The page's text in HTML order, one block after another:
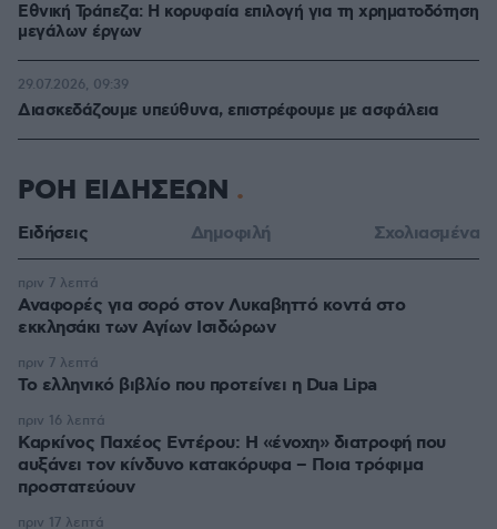
Εθνική Τράπεζα: Η κορυφαία επιλογή για τη χρηματοδότηση
μεγάλων έργων
Διασκεδάζουμε υπεύθυνα, επιστρέφουμε με ασφάλεια
29.07.2026, 09:39
ΡΟΗ ΕΙΔΗΣΕΩΝ
Ειδήσεις Δημοφιλή Σχολιασμένα
Αναφορές για σορό στον Λυκαβηττό κοντά στο
εκκλησάκι των Αγίων Ισιδώρων
πριν 7 λεπτά
Το ελληνικό βιβλίο που προτείνει η Dua Lipa
πριν 7 λεπτά
Καρκίνος Παχέος Εντέρου: Η «ένοχη» διατροφή που
αυξάνει τον κίνδυνο κατακόρυφα – Ποια τρόφιμα
προστατεύουν
πριν 16 λεπτά
πριν 17 λεπτά